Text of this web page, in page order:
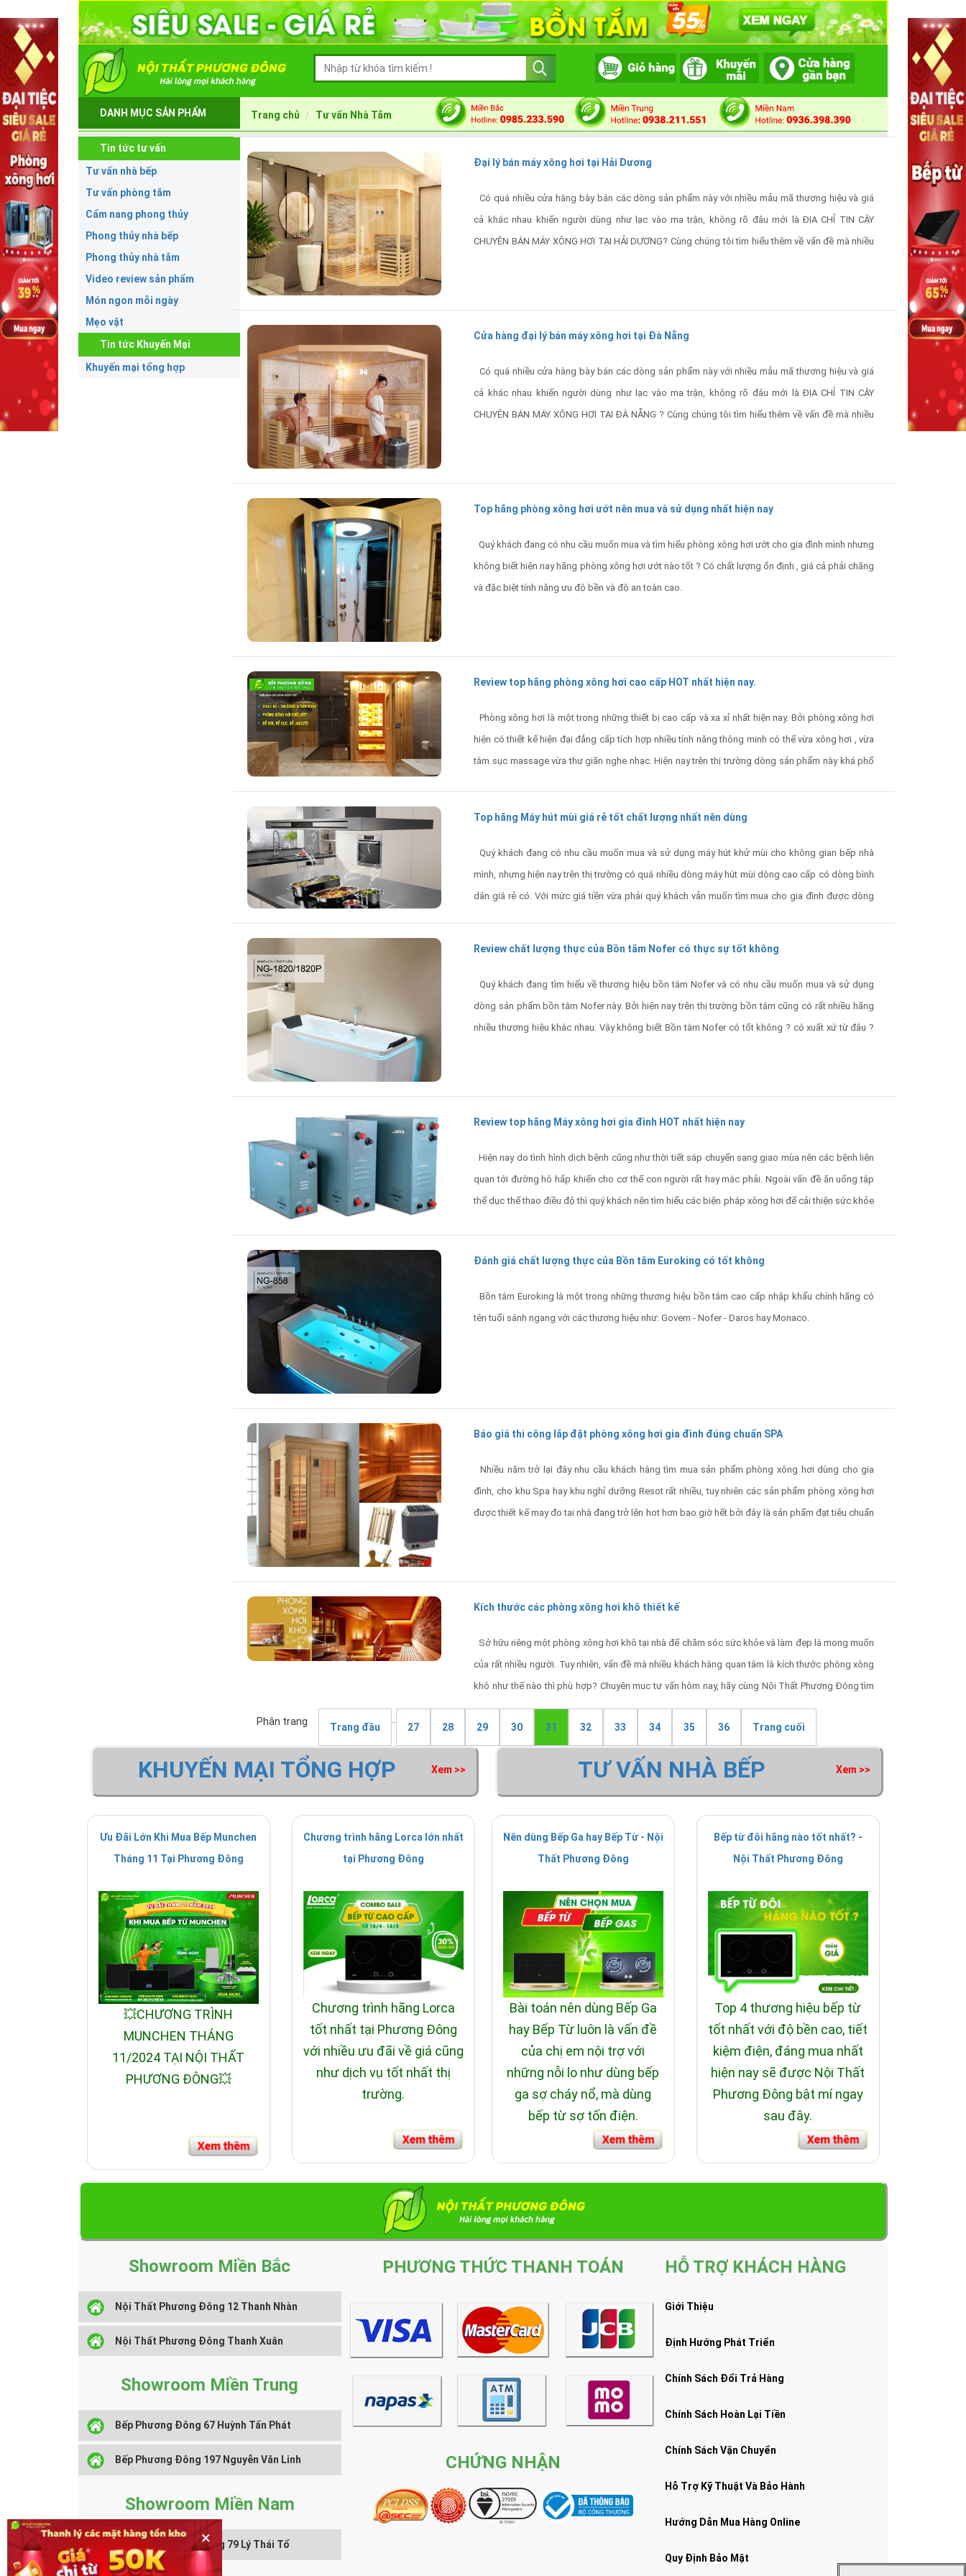
DANH MỤC SẢN PHẨM Trang chủ Tư vấn Nhà Tắm
Tin tức tư vấn
Tư vấn nhà bếp
Tư vấn phòng tắm
Cẩm nang phong thủy
Phong thủy nhà bếp
Phong thủy nhà tắm
Video review sản phẩm
Món ngon mỗi ngày
Mẹo vặt
Tin tức Khuyến Mại
Khuyến mại tổng hợp
Đại lý bán máy xông hơi tại Hải Dương
Có quá nhiều cửa hàng bày bán các dòng sản phẩm này với nhiều mẫu mã thương hiệu và giá
cả khác nhau khiến người dùng như lạc vào ma trận, không rõ đâu mới là ĐỊA CHỈ TIN CẬY
CHUYÊN BÁN MÁY XÔNG HƠI TẠI HẢI DƯƠNG? Cùng chúng tôi tìm hiểu thêm về vấn đề mà nhiều
Cửa hàng đại lý bán máy xông hơi tại Đà Nẵng
Có quá nhiều cửa hàng bày bán các dòng sản phẩm này với nhiều mẫu mã thương hiệu và giá
cả khác nhau khiến người dùng như lạc vào ma trận, không rõ đâu mới là ĐỊA CHỈ TIN CẬY
CHUYÊN BÁN MÁY XÔNG HƠI TẠI ĐÀ NẴNG ? Cùng chúng tôi tìm hiểu thêm về vấn đề mà nhiều
Top hãng phòng xông hơi ướt nên mua và sử dụng nhất hiện nay
Quý khách đang có nhu cầu muốn mua và tìm hiểu phòng xông hơi ướt cho gia đình mình nhưng
không biết hiện nay hãng phòng xông hơi ướt nào tốt ? Có chất lượng ổn định , giá cả phải chăng
và đặc biệt tính năng ưu độ bền và độ an toàn cao.
Review top hãng phòng xông hơi cao cấp HOT nhất hiện nay.
Phòng xông hơi là một trong những thiết bị cao cấp và xa xỉ nhất hiện nay. Bởi phòng xông hơi
hiện có thiết kế hiện đại đẳng cấp tích hợp nhiều tính năng thông minh có thể vừa xông hơi , vừa
tắm sục massage vừa thư giãn nghe nhạc. Hiện nay trên thị trường dòng sản phẩm này khá phổ
Top hãng Máy hút mùi giá rẻ tốt chất lượng nhất nên dùng
Quý khách đang có nhu cầu muốn mua và sử dụng máy hút khử mùi cho không gian bếp nhà
mình, nhưng hiện nay trên thị trường có quá nhiều dòng máy hút mùi dòng cao cấp có dòng bình
dân giá rẻ có. Với mức giá tiền vừa phải quý khách vẫn muốn tìm mua cho gia đình được dòng
Review chất lượng thực của Bồn tắm Nofer có thực sự tốt không
Quý khách đang tìm hiểu về thương hiệu bồn tắm Nofer và có nhu cầu muốn mua và sử dụng
dòng sản phẩm bồn tắm Nofer này. Bởi hiện nay trên thị trường bồn tắm cũng có rất nhiều hãng
nhiều thương hiệu khác nhau. Vậy không biết Bồn tắm Nofer có tốt không ? có xuất xứ từ đâu ?
Review top hãng Máy xông hơi gia đình HOT nhất hiện nay
Hiện nay do tình hình dịch bệnh cũng như thời tiết sắp chuyển sang giao mùa nên các bệnh liên
quan tới đường hô hấp khiến cho cơ thể con người rất hay mắc phải. Ngoài vấn đề ăn uống tập
thể dục thể thao điều độ thì quý khách nên tìm hiểu các biện pháp xông hơi để cải thiện sức khỏe
Đánh giá chất lượng thực của Bồn tắm Euroking có tốt không
Bồn tắm Euroking là một trong những thương hiệu bồn tắm cao cấp nhập khẩu chính hãng có
tên tuổi sánh ngang với các thương hiệu như: Govern - Nofer - Daros hay Monaco.
Báo giá thi công lắp đặt phòng xông hơi gia đình đúng chuẩn SPA
Nhiều năm trở lại đây nhu cầu khách hàng tìm mua sản phẩm phòng xông hơi dùng cho gia
đình, cho khu Spa hay khu nghỉ dưỡng Resot rất nhiều, tuy nhiên các sản phẩm phòng xông hơi
được thiết kế may đo tại nhà đang trở lên hot hơn bao giờ hết bởi đây là sản phẩm đạt tiêu chuẩn
Kích thước các phòng xông hơi khô thiết kế
Sở hữu riêng một phòng xông hơi khô tại nhà để chăm sóc sức khỏe và làm đẹp là mong muốn
của rất nhiều người. Tuy nhiên, vấn đề mà nhiều khách hàng quan tâm là kích thước phòng xông
khô như thế nào thì phù hợp? Chuyên muc tư vấn hôm nay, hãy cùng Nội Thất Phương Đông tìm
hiểu kích thước các phòng xông hơi khô thiết kế để sở hữu một không gian xông hơi hoàn hảo.
Phân trang Trang đầu 27 28 29 30 31 32 33 34 35 36 Trang cuối
KHUYẾN MẠI TỔNG HỢP Xem >>
Ưu Đãi Lớn Khi Mua Bếp Munchen
Tháng 11 Tại Phương Đông
💥CHƯƠNG TRÌNH
MUNCHEN THÁNG
11/2024 TẠI NỘI THẤT
PHƯƠNG ĐÔNG💥
Chương trình hãng Lorca lớn nhất
tại Phương Đông
Chương trình hãng Lorca
tốt nhất tại Phương Đông
với nhiều ưu đãi về giá cũng
như dịch vụ tốt nhất thị
trường.
TƯ VẤN NHÀ BẾP Xem >>
Nên dùng Bếp Ga hay Bếp Từ - Nội
Thất Phương Đông
Bài toán nên dùng Bếp Ga
hay Bếp Từ luôn là vấn đề
của chị em nội trợ với
những nỗi lo như dùng bếp
ga sợ cháy nổ, mà dùng
bếp từ sợ tốn điện.
Bếp từ đôi hãng nào tốt nhất? -
Nội Thất Phương Đông
Top 4 thương hiệu bếp từ
tốt nhất với độ bền cao, tiết
kiệm điện, đáng mua nhất
hiện nay sẽ được Nội Thất
Phương Đông bật mí ngay
sau đây.
Showroom Miền Bắc
Nội Thất Phương Đông 12 Thanh Nhàn
Nội Thất Phương Đông Thanh Xuân
Showroom Miền Trung
Bếp Phương Đông 67 Huỳnh Tấn Phát
Bếp Phương Đông 197 Nguyễn Văn Linh
Showroom Miền Nam
Nội Thất Phương Đông 79 Lý Thái Tổ
PHƯƠNG THỨC THANH TOÁN
CHỨNG NHẬN
HỖ TRỢ KHÁCH HÀNG
Giới Thiệu
Định Hướng Phát Triển
Chính Sách Đổi Trả Hàng
Chính Sách Hoàn Lại Tiền
Chính Sách Vận Chuyển
Hỗ Trợ Kỹ Thuật Và Bảo Hành
Hướng Dẫn Mua Hàng Online
Quy Định Bảo Mật
×